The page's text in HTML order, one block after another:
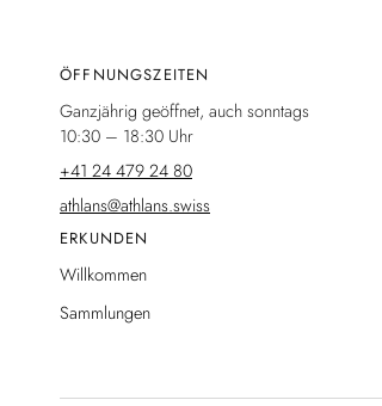
ÖFFNUNGSZEITEN
Ganzjährig geöffnet, auch sonntags
10:30 – 18:30 Uhr
+41 24 479 24 80
athlans@athlans.swiss
ERKUNDEN
Willkommen
Sammlungen